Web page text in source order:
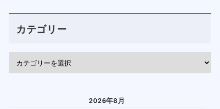
カテゴリー
2026年8月